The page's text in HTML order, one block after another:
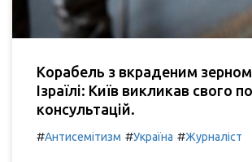
Корабель з вкраденим зерном
Ізраїлі: Київ викликав свого
консультацій.
#Антисемітизм #Україна #Журналіст